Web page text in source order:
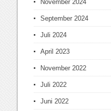
November 2024
September 2024
Juli 2024
April 2023
November 2022
Juli 2022
Juni 2022